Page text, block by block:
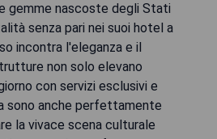
gemme nascoste degli Stati
senza pari nei suoi hotel a
incontra l'eleganza e il
non solo elevano
con servizi esclusivi e
sono anche perfettamente
la vivace scena culturale